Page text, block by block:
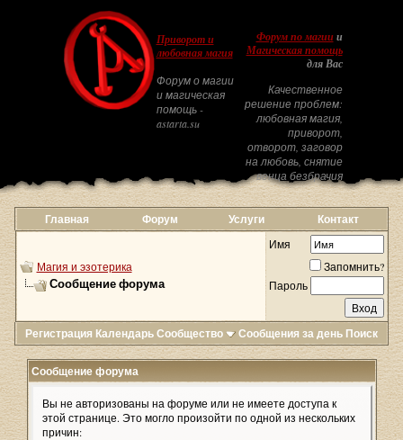
Приворот и
любовная магия
Форум о магии
и магическая
помощь -
astarta.su
Форум по магиии
Магическая помощь
для Вас
Качественное
решение проблем:
любовная магия,
приворот,
отворот, заговор
на любовь, снятие
венца безбрачия
Главная Форум Услуги Контакт
Магия и эзотерика
Сообщение форума
Имя
Запомнить?
Пароль
Регистрация КалендарьСообщество Сообщения за день Поиск
Сообщение форума
Вы не авторизованы на форуме или не имеете доступа к
этой странице. Это могло произойти по одной из нескольких
причин: